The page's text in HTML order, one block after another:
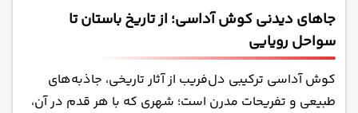
جاهای دیدنی کوش آداسی؛ از تاریخ باستان تا
سواحل رویایی
کوش آداسی ترکیبی دل‌فریب از آثار تاریخی، جاذبه‌های
طبیعی و تفریحات مدرن است؛ شهری که با هر قدم در آن،